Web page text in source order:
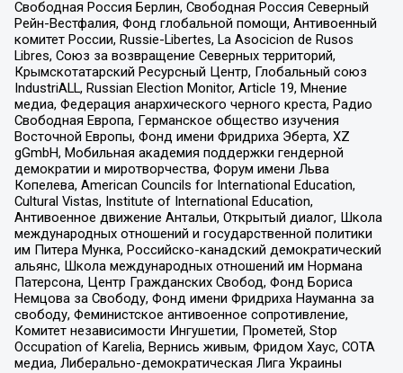
Свободная Россия Берлин, Свободная Россия Северный
Рейн-Вестфалия, Фонд глобальной помощи, Антивоенный
комитет России, Russie-Libertes, La Asocicion de Rusos
Libres, Союз за возвращение Северных территорий,
Крымскотатарский Ресурсный Центр, Глобальный союз
IndustriALL, Russian Election Monitor, Article 19, Мнение
медиа, Федерация анархического черного креста, Радио
Свободная Европа, Германское общество изучения
Восточной Европы, Фонд имени Фридриха Эберта, XZ
gGmbH, Мобильная академия поддержки гендерной
демократии и миротворчества, Форум имени Льва
Копелева, American Councils for International Education,
Cultural Vistas, Institute of International Education,
Антивоенное движение Антальи, Открытый диалог, Школа
международных отношений и государственной политики
им Питера Мунка, Российско-канадский демократический
альянс, Школа международных отношений им Нормана
Патерсона, Центр Гражданских Свобод, Фонд Бориса
Немцова за Свободу, Фонд имени Фридриха Науманна за
свободу, Феминистское антивоенное сопротивление,
Комитет независимости Ингушетии, Прометей, Stop
Occupation of Karelia, Вернись живым, Фридом Хаус, СОТА
медиа, Либерально-демократическая Лига Украины